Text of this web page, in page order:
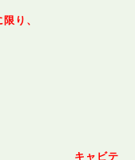
り、
7,500円
キャビテ